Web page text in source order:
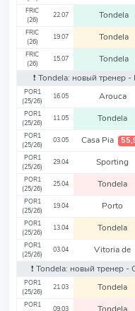
FRIC
(26)
22.07 Tondela
FRIC
(26)
19.07 Tondela
FRIC
(26)
15.07 Tondela
❗️ Tondela: новый тренер
POR1
(25/26)
16.05 Arouca
POR1
(25/26)
11.05 Tondela
POR1
(25/26)
03.05 Casa Pia
POR1
(25/26)
29.04 Sporting
POR1
(25/26)
25.04 Tondela
POR1
(25/26)
19.04 Porto
POR1
(25/26)
13.04 Tondela
POR1
(25/26)
03.04 Vitoria de
❗️ Tondela: новый тренер -
POR1
(25/26)
21.03 Tondela
POR1
09.03